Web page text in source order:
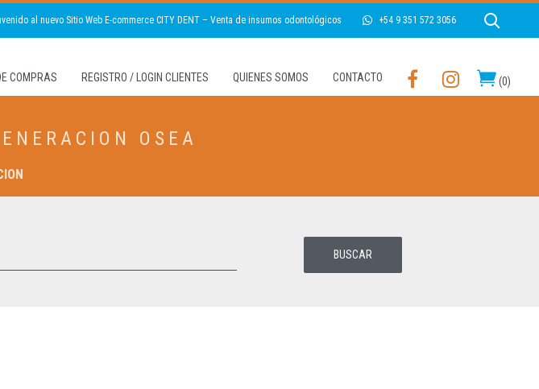
al nuevo Sitio Web E-commerce CITY DENT – Venta de insumos odontológicos +54 9 351 572 3056
COMPRAS REGISTRO / LOGIN CLIENTES QUIENES SOMOS CONTACTO (0)
OSEA